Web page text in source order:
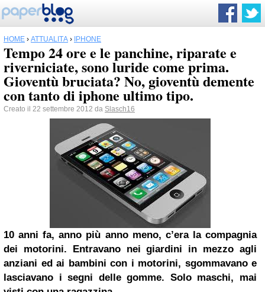
HOME › ATTUALITÀ › IPHONE
Tempo 24 ore e le panchine, riparate e
riverniciate, sono luride come prima.
Gioventù bruciata? No, gioventù demente
con tanto di iphone ultimo tipo.
Creato il 22 settembre 2012 da Slasch16
10 anni fa, anno più anno meno, c’era la compagnia
dei motorini. Entravano nei giardini in mezzo agli
anziani ed ai bambini con i motorini, sgommavano e
lasciavano i segni delle gomme. Solo maschi, mai